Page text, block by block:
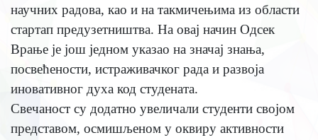
научних радова, као и на такмичењима из области
стартап предузетништва. На овај начин Одсек
Врање је још једном указао на значај знања,
посвећености, истраживачког рада и развоја
иновативног духа код студената.
Свечаност су додатно увеличали студенти својом
представом, осмишљеном у оквиру активности